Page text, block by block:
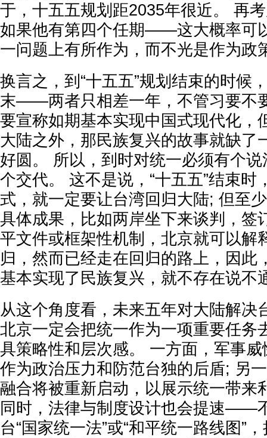
于，十五五规划距2035年很近。 再
如果他有第四个任期——这大概率可
一问题上有所作为，而不光是作为政
换言之，到“十五五”规划结束的时候
末——两者只相差一年，不管习要不
要宣称如期基本实现中国式现代化，
大陆之外，那民族复兴的故事就缺了
好圆。 所以，到时对统一必须有个
个交代。 这不是说，“十五五”结束时
式，就一定要让台湾回归大陆; 但至
具体成果，比如两岸坐下来谈判，签
平文件或框架性机制，北京就可以解
归，然而已经走在回归的路上，因此
基本实现了民族复兴，就不存在说不
从这个角度看，未来五年对大陆解决
北京一定会把统一作为一项重要任务
具策略性和层次感。 一方面，军事
作为政治压力和防范台独的后盾; 另
融合将被重新启动，以展示统一带来
同时，法律与制度设计也会提速——
台“国家统一法”或“和平统一路线图”